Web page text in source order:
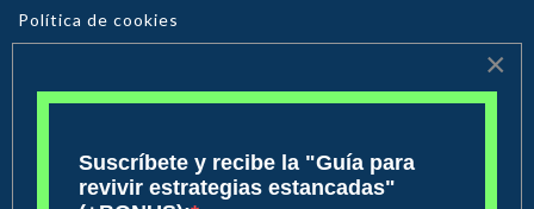
Política de cookies
© 2026 The Chief Marketing. Todos los derechos reservados
×